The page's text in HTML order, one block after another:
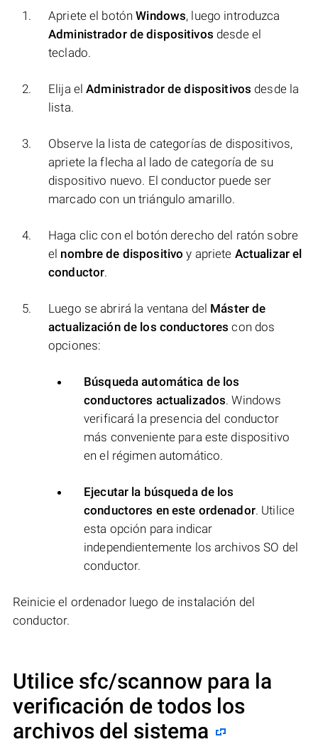
Apriete el botónWindows, luego introduzca
Administrador de dispositivos desde el
teclado.
Elija elAdministrador de dispositivos desde la
lista.
Observe la lista de categorías de dispositivos,
apriete la flecha al lado de categoría de su
dispositivo nuevo. El conductor puede ser
marcado con un triángulo amarillo.
Haga clic con el botón derecho del ratón sobre
el nombre de dispositivo y apriete Actualizar el
conductor.
Luego se abrirá la ventana del Máster de
actualización de los conductores con dos
opciones:
Búsqueda automática de los
conductores actualizados. Windows
verificará la presencia del conductor
más conveniente para este dispositivo
en el régimen automático.
Ejecutar la búsqueda de los
conductores en este ordenador. Utilice
esta opción para indicar
independientemente los archivos SO del
conductor.
Reinicie el ordenador luego de instalación del
conductor.
Utilice sfc/scannow para la
verificación de todos los
archivos del sistema